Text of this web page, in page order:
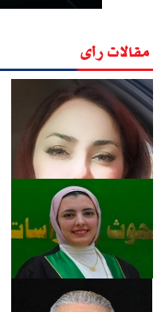
مقالات رأى